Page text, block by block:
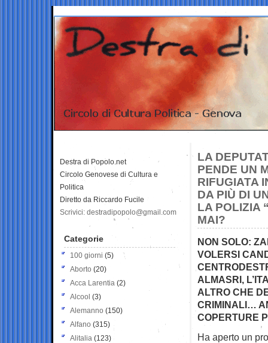
LA
PENDE UN
RIFUGIATA
DA PIÙ DI
LA POLIZIA
MAI?
NON SOLO:
VOLERSI
ALMASRI,
ALTRO CHE
CRIMINALI…
COPERTURE
Ha aperto un
Destra di Popolo.net
Circolo Genovese di Cultura e
Politica
Diretto da Riccardo Fucile
Scrivici: destradipopolo@gmail.com
Categorie
100 giorni (5)
Aborto (20)
Acca Larentia (2)
Alcool (3)
Alemanno (150)
Alfano (315)
Alitalia (123)